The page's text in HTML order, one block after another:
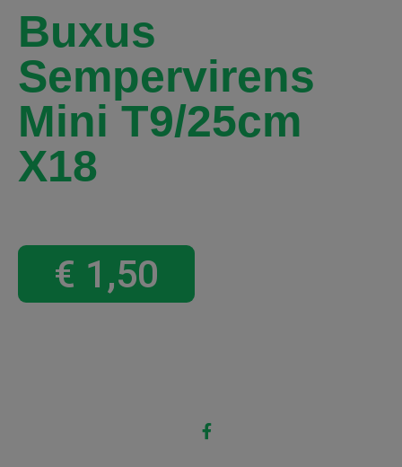
Buxus
Sempervirens
Mini T9/25cm
X18
€ 1,50